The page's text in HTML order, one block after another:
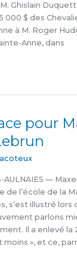
Ghislain
000 $ des
à M. Roger
Anne, dans
pour
AULNAIES —
de l’école de la
s’est illustré lors
parlons
Il a enlevé
moins », et ce,